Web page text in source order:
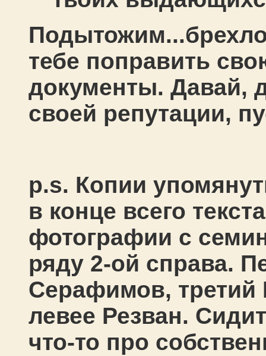
тебе поправить
документы. Давай,
своей репутации,
p.s. Копии
в конце всего
фотографии с
ряду 2-ой справа.
Серафимов,
левее Резван.
что-то про